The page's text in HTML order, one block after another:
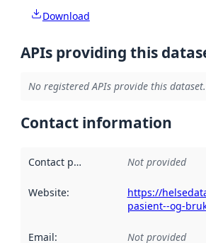
Download
APIs providing this
No registered APIs provide this dataset.
Contact information
Contact point Not provided
Website:
https://
pasient--og-
Email: Not provided